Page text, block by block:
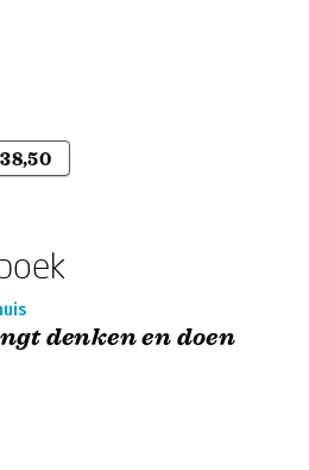
38,50
denken en doen